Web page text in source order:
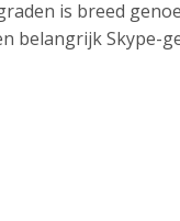
is breed
belangrijk